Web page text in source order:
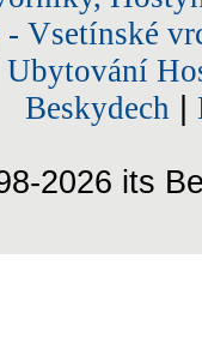
Vsetínské
Ubytování
Beskydech
2026 its